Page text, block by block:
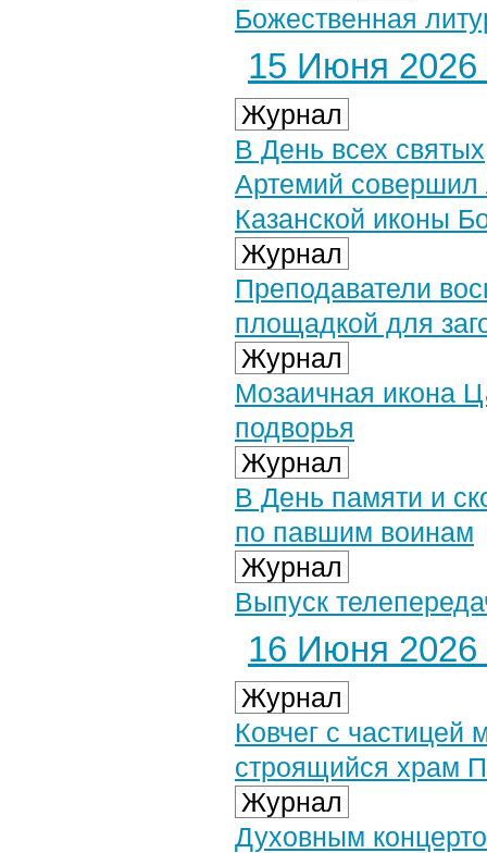
Божественная
15 Июня 2026
Журнал
В День всех
Артемий совершил
Казанской иконы
Журнал
Преподаватели
площадкой для
Журнал
Мозаичная икона
подворья
Журнал
В День памяти и
по павшим воинам
Журнал
Выпуск
16 Июня 2026
Журнал
Ковчег с
строящийся храм
Журнал
Духовным